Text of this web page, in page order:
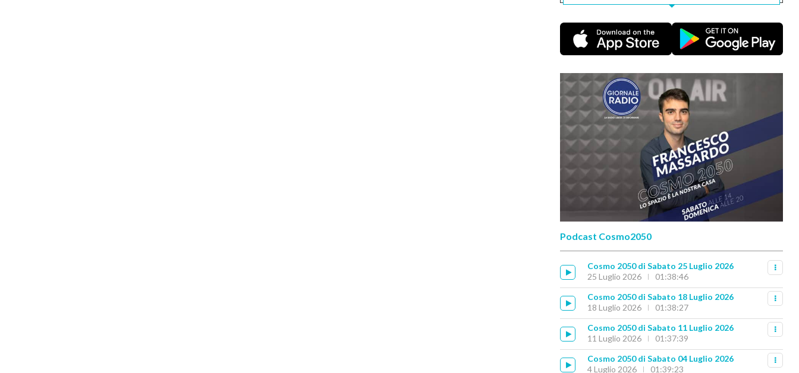
Podcast Cosmo2050
Cosmo 2050 di Sabato 25 Luglio 2026
25 Luglio 2026
01:38:46
Cosmo 2050 di Sabato 18 Luglio 2026
18 Luglio 2026
01:38:27
Cosmo 2050 di Sabato 11 Luglio 2026
11 Luglio 2026
01:37:39
Cosmo 2050 di Sabato 04 Luglio 2026
4 Luglio 2026
01:39:23